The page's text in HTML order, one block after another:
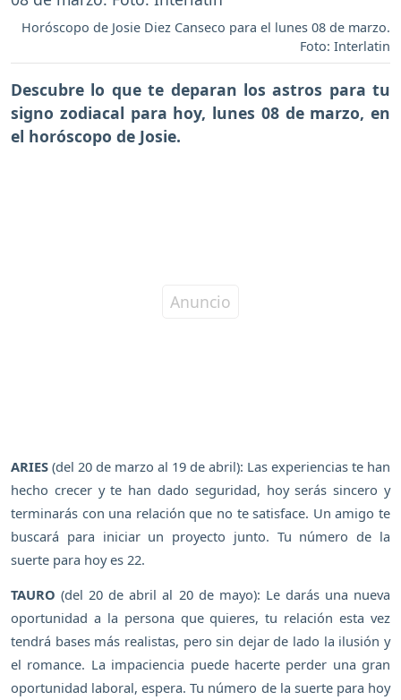
Horóscopo de Josie Diez Canseco para el lunes 08 de marzo.
Foto: Interlatin
Descubre lo que te deparan los astros para tu
signo zodiacal para hoy, lunes 08 de marzo, en
el horóscopo de Josie.
ARIES (del 20 de marzo al 19 de abril): Las experiencias te han
hecho crecer y te han dado seguridad, hoy serás sincero y
terminarás con una relación que no te satisface. Un amigo te
buscará para iniciar un proyecto junto. Tu número de la
suerte para hoy es 22.
TAURO (del 20 de abril al 20 de mayo): Le darás una nueva
oportunidad a la persona que quieres, tu relación esta vez
tendrá bases más realistas, pero sin dejar de lado la ilusión y
el romance. La impaciencia puede hacerte perder una gran
oportunidad laboral, espera. Tu número de la suerte para hoy